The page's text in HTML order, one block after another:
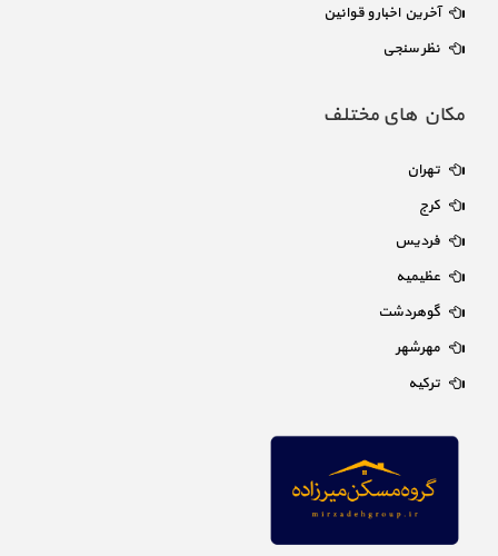
آخرین اخبار و قوانین
نظر سنجی
مکان های مختلف
تهران
کرج
فردیس
عظیمیه
گوهردشت
مهرشهر
ترکیه